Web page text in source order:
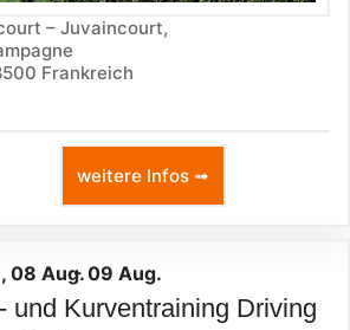
– Juvaincourt,
Frankreich
weitere Infos ➟
08 Aug.- 09 Aug.
und Kurventraining Driving